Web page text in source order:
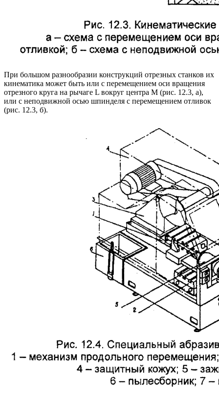
При большом разнообразии конструкций отрезных станков их
кинематика может быть или с перемещением оси вращения
отрезного круга на рычаге L вокруг центра M (рис. 12.3, а),
или с неподвижной осью шпинделя с перемещением отливок
(рис. 12.3, б).